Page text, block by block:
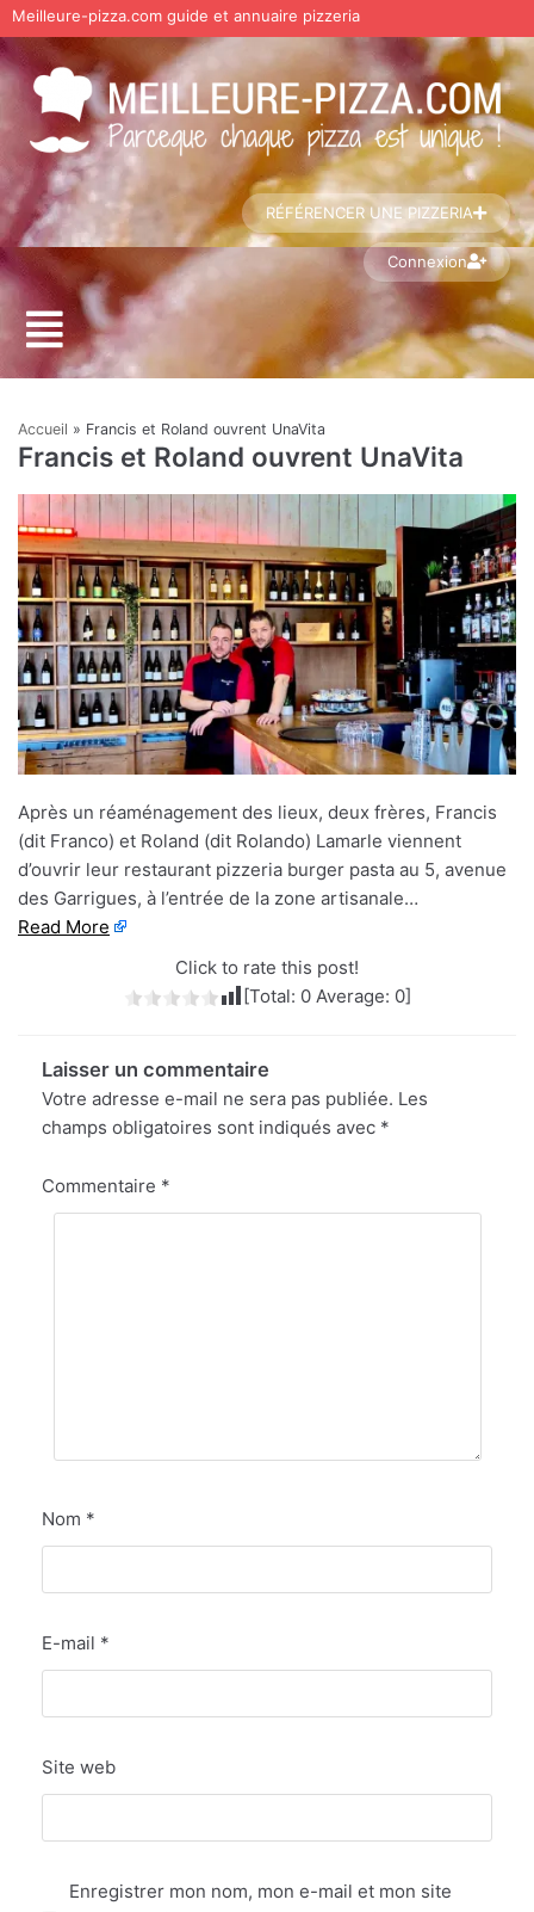
Aller
au
contenu
Meilleure-pizza.com guide et annuaire pizzeria
RÉFÉRENCER UNE PIZZERIA
Connexion
Accueil » Francis et Roland ouvrent UnaVita
Francis et Roland ouvrent UnaVita
Après un réaménagement des lieux, deux frères, Francis
(dit Franco) et Roland (dit Rolando) Lamarle viennent
d’ouvrir leur restaurant pizzeria burger pasta au 5, avenue
des Garrigues, à l’entrée de la zone artisanale…
Read More
Click to rate this post!
[Total: 0Average: 0]
Laisser un commentaire
Votre adresse e-mail ne sera pas publiée. Les
champs obligatoires sont indiqués avec *
Commentaire *
Nom *
E-mail *
Site web
Enregistrer mon nom, mon e-mail et mon site